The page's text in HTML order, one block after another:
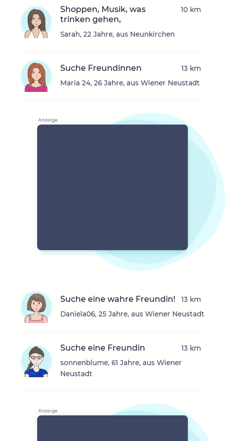
Shoppen, Musik, was
trinken gehen,
Sarah, 22 Jahre, aus Neunkirchen
10 km
Suche Freundinnen
Maria 24, 26 Jahre, aus Wiener Neustadt
13 km
Suche eine wahre Freundin!
Daniela06, 25 Jahre, aus Wiener Neustadt
13 km
Suche eine Freundin
sonnenblume, 61 Jahre, aus Wiener
Neustadt
13 km